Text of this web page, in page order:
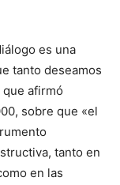
es una
tanto deseamos
afirmó
sobre que «el
tanto en
en las